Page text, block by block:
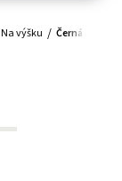
Na výšku Černá